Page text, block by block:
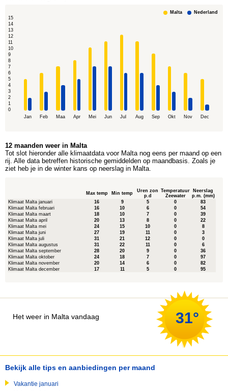
15
14
13
12
11
10
9
8
7
6
5
4
3
2
1
0
Jan
Feb Maa Apr Mei Jun Jul Aug Sep Okt Nov Dec
Malta Nederland
12 maanden weer in Malta
Tot slot hieronder alle klimaatdata voor Malta nog eens per maand op een
rij. Alle data betreffen historische gemiddelden op maandbasis. Zoals je
ziet heb je in de winter kans op neerslag in Malta.
Max temp Min temp
Uren zon
p.d
Temperatuur
Zeewater
Neerslag
p.m. (mm)
Klimaat Malta januari
16 9 5 0
83
Klimaat Malta februari
16 10 6 0
54
Klimaat Malta maart
18 10 7 0
39
Klimaat Malta april
20 13 8 0
22
Klimaat Malta mei
24 15 10 0
8
Klimaat Malta juni
27 19 11 0
3
Klimaat Malta juli
31 21 12 0
0
Klimaat Malta augustus
31 22 11 0
6
Klimaat Malta september
28 20 9 0
36
Klimaat Malta oktober
24 18 7 0
97
Klimaat Malta november
20 14 6 0
82
Klimaat Malta december
17 11 5 0 95
31°
Het weer in Malta vandaag
Bekijk alle tips en aanbiedingen per maand
Vakantie januari